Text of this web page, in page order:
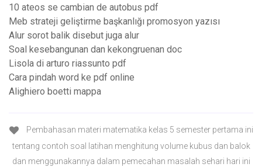
10 ateos se cambian de autobus pdf
Meb strateji geliştirme başkanlığı promosyon yazısı
Alur sorot balik disebut juga alur
Soal kesebangunan dan kekongruenan doc
Lisola di arturo riassunto pdf
Cara pindah word ke pdf online
Alighiero boetti mappa
Pembahasan materi matematika kelas 5 semester pertama ini
tentang contoh soal latihan menghitung volume kubus dan balok
dan menggunakannya dalam pemecahan masalah sehari hari ini